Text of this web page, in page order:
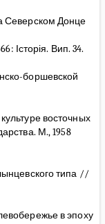
Северском Донце
Історія. Вип. 34.
боршевской
восточных
М., 1958
типа //
в эпоху